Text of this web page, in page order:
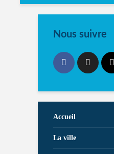
Nous suivre
Accueil
La ville